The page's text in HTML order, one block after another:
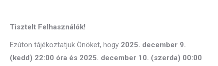
Tisztelt Felhasználók!
Ezúton tájékoztatjuk Önöket, hogy 2025. december 9.
(kedd) 22:00 óra és 2025. december 10. (szerda) 00:00